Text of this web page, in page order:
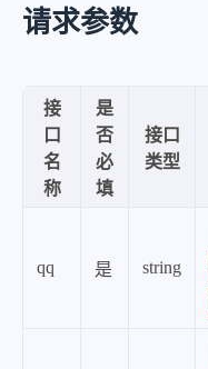
请求参数
接
口
名
称
是
否
必
填
接口
类型
qq 是 string